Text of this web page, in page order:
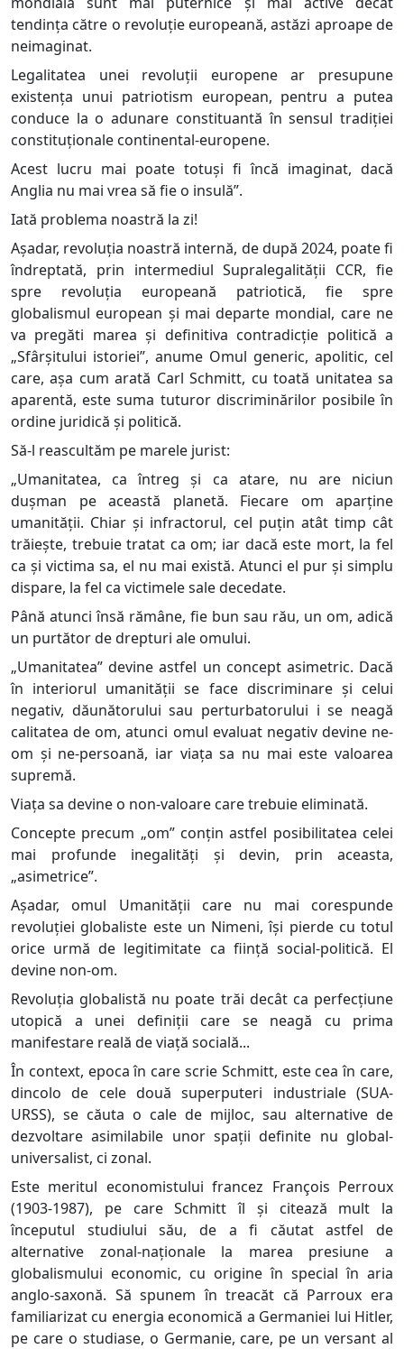
tendința către o revoluție europeană, astăzi aproape de
neimaginat.
Legalitatea unei revoluții europene ar presupune
existența unui patriotism european, pentru a putea
conduce la o adunare constituantă în sensul tradiției
constituționale continental-europene.
Acest lucru mai poate totuși fi încă imaginat, dacă
Anglia nu mai vrea să fie o insulă”.
Iată problema noastră la zi!
Așadar, revoluția noastră internă, de după 2024, poate fi
îndreptată, prin intermediul Supralegalității CCR, fie
spre revoluția europeană patriotică, fie spre
globalismul european și mai departe mondial, care ne
va pregăti marea și definitiva contradicție politică a
„Sfârșitului istoriei”, anume Omul generic, apolitic, cel
care, așa cum arată Carl Schmitt, cu toată unitatea sa
aparentă, este suma tuturor discriminărilor posibile în
ordine juridică și politică.
Să-l reascultăm pe marele jurist:
„Umanitatea, ca întreg și ca atare, nu are niciun
dușman pe această planetă. Fiecare om aparține
umanității. Chiar și infractorul, cel puțin atât timp cât
trăiește, trebuie tratat ca om; iar dacă este mort, la fel
ca și victima sa, el nu mai există. Atunci el pur și simplu
dispare, la fel ca victimele sale decedate.
Până atunci însă rămâne, fie bun sau rău, un om, adică
un purtător de drepturi ale omului.
„Umanitatea” devine astfel un concept asimetric. Dacă
în interiorul umanității se face discriminare și celui
negativ, dăunătorului sau perturbatorului i se neagă
calitatea de om, atunci omul evaluat negativ devine ne-
om și ne-persoană, iar viața sa nu mai este valoarea
supremă.
Viața sa devine o non-valoare care trebuie eliminată.
Concepte precum „om” conțin astfel posibilitatea celei
mai profunde inegalități și devin, prin aceasta,
„asimetrice”.
Așadar, omul Umanității care nu mai corespunde
revoluției globaliste este un Nimeni, își pierde cu totul
orice urmă de legitimitate ca ființă social-politică. El
devine non-om.
Revoluția globalistă nu poate trăi decât ca perfecțiune
utopică a unei definiții care se neagă cu prima
manifestare reală de viață socială...
În context, epoca în care scrie Schmitt, este cea în care,
dincolo de cele două superputeri industriale (SUA-
URSS), se căuta o cale de mijloc, sau alternative de
dezvoltare asimilabile unor spații definite nu global-
universalist, ci zonal.
Este meritul economistului francez François Perroux
(1903-1987), pe care Schmitt îl și citează mult la
începutul studiului său, de a fi căutat astfel de
alternative zonal-naționale la marea presiune a
globalismului economic, cu origine în special în aria
anglo-saxonă. Să spunem în treacăt că Parroux era
familiarizat cu energia economică a Germaniei lui Hitler,
pe care o studiase, o Germanie, care, pe un versant al